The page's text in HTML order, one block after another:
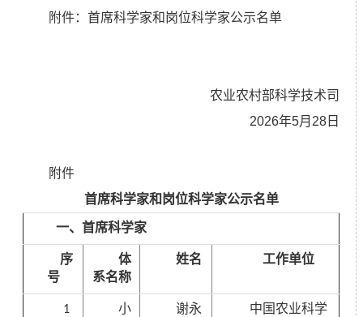
附件：首席科学家和岗位科学家公示名单
农业农村部科学技术司
2026年5月28日
附件
首席科学家和岗位科学家公示名单
一、首席科学家
序
号
体
系名称
姓名 工作单位
1
小
谢永
中国农业科学